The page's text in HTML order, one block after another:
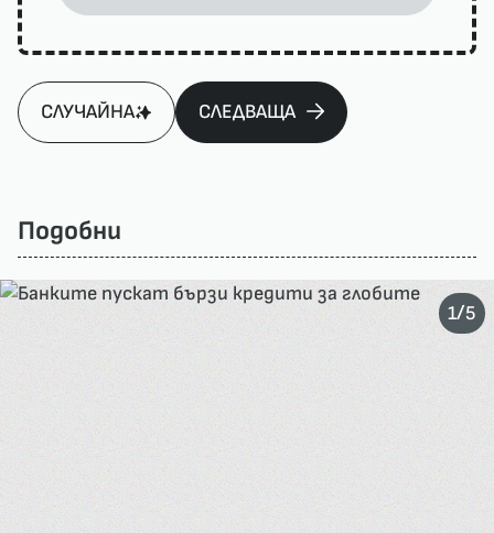
СЛУЧАЙНА СЛЕДВАЩА
Подобни
1/5